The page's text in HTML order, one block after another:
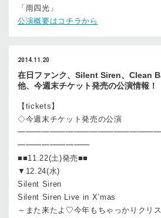
「雨四光」
公演概要はコチラから
2014.11.20
在日ファンク、Silent Siren、Clean
他、今週末チケット発売の公演情報！
【tickets】
◇今週末チケット発売の公演
━━━━━━━━━
■■11.22(土)発売■■
▼12.24(水)
Silent Siren
Silent Siren Live in X’mas
～また来たよ♡今年もちゃっかりクリ